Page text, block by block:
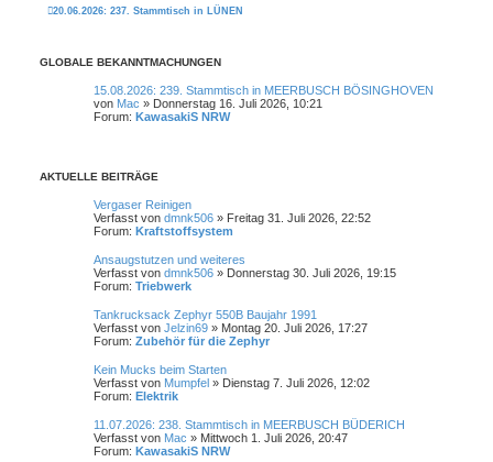
20.06.2026: 237. Stammtisch in LÜNEN
GLOBALE BEKANNTMACHUNGEN
15.08.2026: 239. Stammtisch in MEERBUSCH BÖSINGHOVEN
von Mac » Donnerstag 16. Juli 2026, 10:21
Forum: KawasakiS NRW
AKTUELLE BEITRÄGE
Vergaser Reinigen
Verfasst von dmnk506 » Freitag 31. Juli 2026, 22:52
Forum: Kraftstoffsystem
Ansaugstutzen und weiteres
Verfasst von dmnk506 » Donnerstag 30. Juli 2026, 19:15
Forum: Triebwerk
Tankrucksack Zephyr 550B Baujahr 1991
Verfasst von Jelzin69 » Montag 20. Juli 2026, 17:27
Forum: Zubehör für die Zephyr
Kein Mucks beim Starten
Verfasst von Mumpfel » Dienstag 7. Juli 2026, 12:02
Forum: Elektrik
11.07.2026: 238. Stammtisch in MEERBUSCH BÜDERICH
Verfasst von Mac » Mittwoch 1. Juli 2026, 20:47
Forum: KawasakiS NRW